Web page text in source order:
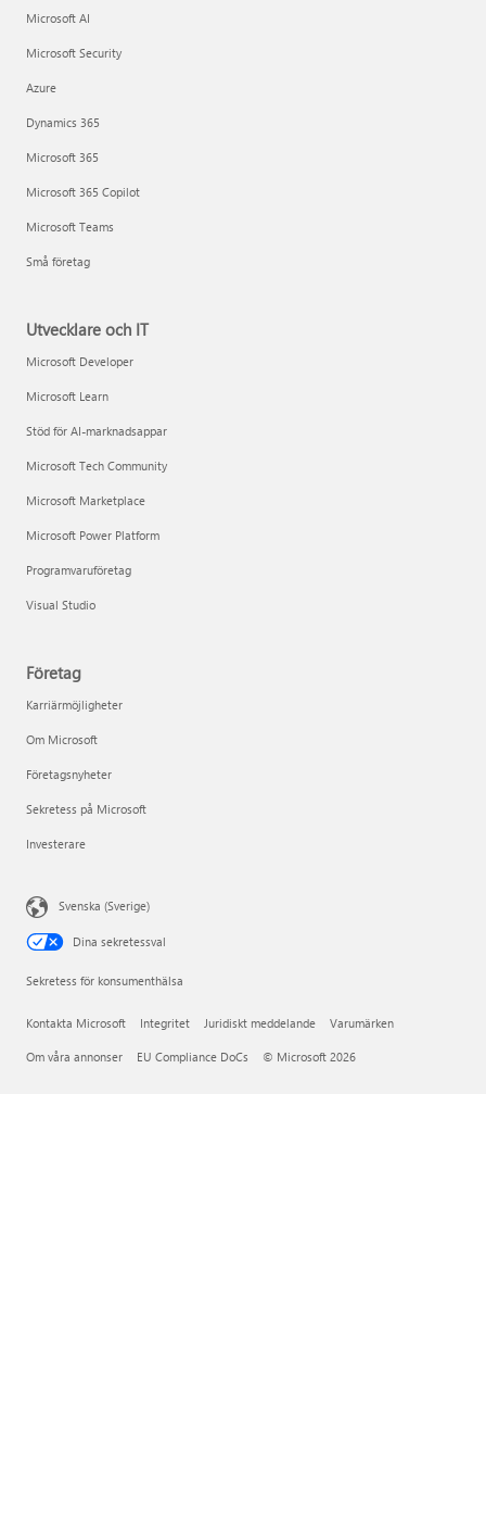
Microsoft AI
Microsoft Security
Azure
Dynamics 365
Microsoft 365
Microsoft 365 Copilot
Microsoft Teams
Små företag
Utvecklare och IT
Microsoft Developer
Microsoft Learn
Stöd för AI-marknadsappar
Microsoft Tech Community
Microsoft Marketplace
Microsoft Power Platform
Programvaruföretag
Visual Studio
Företag
Karriärmöjligheter
Om Microsoft
Företagsnyheter
Sekretess på Microsoft
Investerare
Svenska (Sverige)
Dina sekretessval
Sekretess för konsumenthälsa
Kontakta Microsoft Integritet Juridiskt meddelande Varumärken
Om våra annonser EU Compliance DoCs © Microsoft 2026